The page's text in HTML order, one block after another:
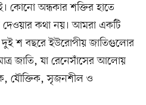
কোনো অন্ধকার শক্তির হাতে
দেওয়ার কথা নয়। আমরা একটি
শ বছরে ইউরোপীয় জাতিগুলোর
জাতি, যা রেনেসাঁসের আলোয়
যৌক্তিক, সৃজনশীল ও